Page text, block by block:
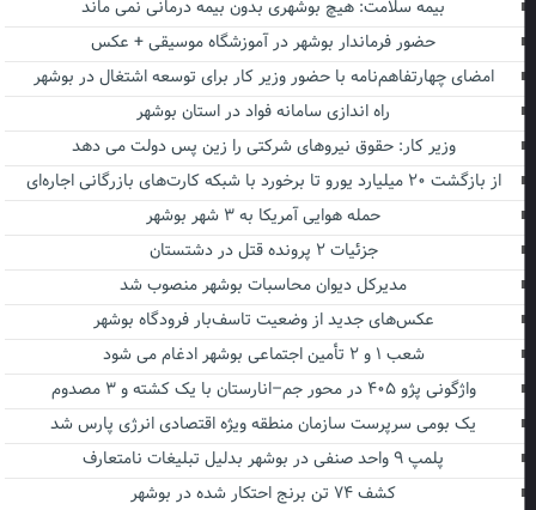
بیمه سلامت: هیچ بوشهری بدون بیمه درمانی نمی ماند
حضور فرماندار بوشهر در آموزشگاه موسیقی + عکس
امضای چهارتفاهم‌نامه با حضور وزیر کار برای توسعه اشتغال در بوشهر
راه اندازی سامانه فواد در استان بوشهر
وزیر کار: حقوق نیروهای شرکتی را زین پس دولت می دهد
از بازگشت ۲۰ میلیارد یورو تا برخورد با شبکه کارت‌های بازرگانی اجاره‌ای
حمله هوایی آمریکا به ۳ شهر بوشهر
جزئیات ۲ پرونده قتل در دشتستان
مدیرکل دیوان محاسبات بوشهر منصوب شد
عکس‌های جدید از وضعیت تاسف‌بار فرودگاه بوشهر
شعب ۱ و ۲ تأمین اجتماعی بوشهر ادغام می شود
واژگونی پژو ۴۰۵ در محور جم–انارستان با یک کشته و ۳ مصدوم
یک بومی سرپرست سازمان منطقه ویژه اقتصادی انرژی پارس شد
پلمپ ۹ واحد صنفی در بوشهر بدلیل تبلیغات نامتعارف
کشف ۷۴ تن برنج احتکار شده در بوشهر